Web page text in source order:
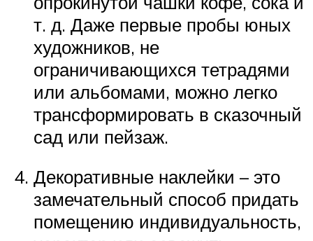
т. д. Даже первые пробы юных
художников, не
ограничивающихся тетрадями
или альбомами, можно легко
трансформировать в сказочный
сад или пейзаж.
Декоративные наклейки – это
замечательный способ придать
помещению индивидуальность,